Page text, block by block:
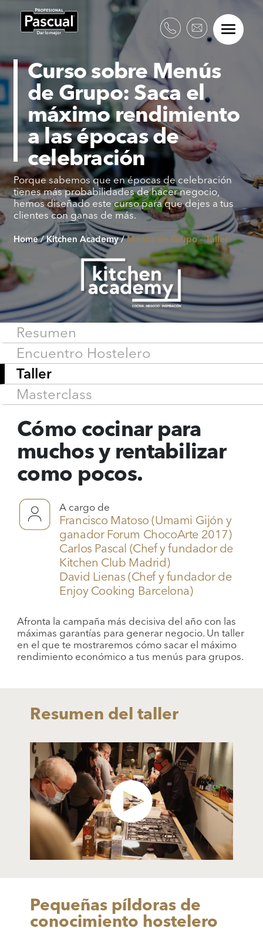
Curso sobre Menús
de Grupo: Saca el
máximo rendimiento
a las épocas de
celebración
Porque sabemos que en épocas de celebración
tienes más probabilidades de hacer negocio,
hemos diseñado este curso para que dejes a tus
clientes con ganas de más.
Home/Kitchen Academy/Menús de Grupo – Taller
Resumen
Encuentro Hostelero
Taller
Masterclass
Cómo cocinar para
muchos y rentabilizar
como pocos.
A cargo de
Francisco Matoso (Umami Gijón y
ganador Forum ChocoArte 2017)
Carlos Pascal (Chef y fundador de
Kitchen Club Madrid)
David Lienas (Chef y fundador de
Enjoy Cooking Barcelona)
Afronta la campaña más decisiva del año con las
máximas garantías para generar negocio. Un taller
en el que te mostraremos cómo sacar el máximo
rendimiento económico a tus menús para grupos.
Resumen del taller
Pequeñas píldoras de
conocimiento hostelero